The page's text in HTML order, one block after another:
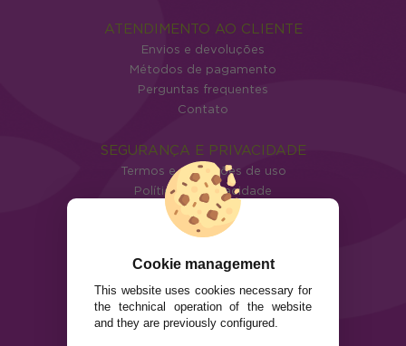
ATENDIMENTO AO CLIENTE
Envios e devoluções
Métodos de pagamento
Perguntas frequentes
Contato
SEGURANÇA E PRIVACIDADE
Termos e condições de uso
Política de privacidade
Política de cookies
Cookie management
This website uses cookies necessary for
the technical operation of the website
and they are previously configured.